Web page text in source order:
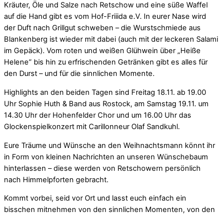
Kräuter, Öle und Salze nach Retschow und eine süße Waffel
auf die Hand gibt es vom Hof-Friiida e.V. In eurer Nase wird
der Duft nach Grillgut schweben – die Wurstschmiede aus
Blankenberg ist wieder mit dabei (auch mit der leckeren Salami
im Gepäck). Vom roten und weißen Glühwein über „Heiße
Helene“ bis hin zu erfrischenden Getränken gibt es alles für
den Durst – und für die sinnlichen Momente.
Highlights an den beiden Tagen sind Freitag 18.11. ab 19.00
Uhr Sophie Huth & Band aus Rostock, am Samstag 19.11. um
14.30 Uhr der Hohenfelder Chor und um 16.00 Uhr das
Glockenspielkonzert mit Carillonneur Olaf Sandkuhl.
Eure Träume und Wünsche an den Weihnachtsmann könnt ihr
in Form von kleinen Nachrichten an unseren Wünschebaum
hinterlassen – diese werden von Retschowern persönlich
nach Himmelpforten gebracht.
Kommt vorbei, seid vor Ort und lasst euch einfach ein
bisschen mitnehmen von den sinnlichen Momenten, von den